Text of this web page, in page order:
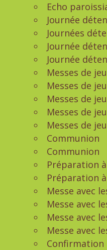
Echo
Journée
Journées
Journée
Journée
Messes de
Messes de
Messes de
Messes de
Messes de
Communion
Communion
Préparation
Préparation
Messe avec
Messe avec
Messe avec
Messe avec
Confirmation